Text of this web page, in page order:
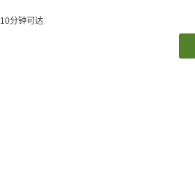
10分钟可达